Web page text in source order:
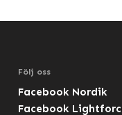
Följ oss
Facebook Nordik
Facebook